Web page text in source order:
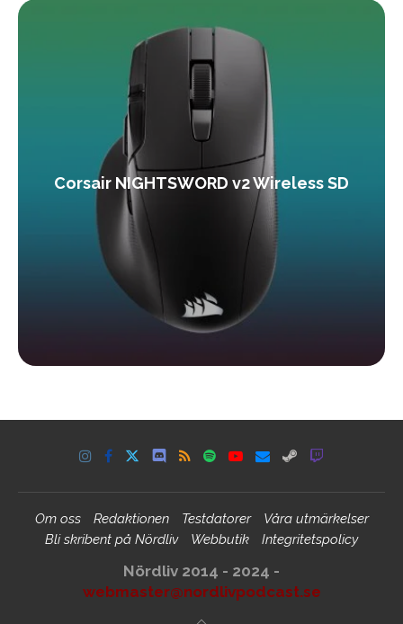
Corsair NIGHTSWORD v2 Wireless SD
Om oss Redaktionen Testdatorer
Våra utmärkelser
Bli skribent på Nördliv
Webbutik Integritetspolicy
Nördliv 2014 - 2024 -
webmaster@nordlivpodcast.se